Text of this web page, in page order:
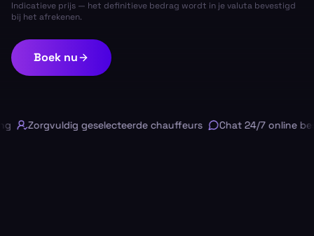
Indicatieve prijs — het definitieve bedrag wordt in je valuta bevestigd
bij het afrekenen.
Boek nu
Zorgvuldig geselecteerde chauffeurs Chat 24/7 online